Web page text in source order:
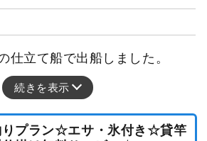
仕立て船で出船しました。
続きを表示
りプラン☆エサ・氷付き☆貸竿